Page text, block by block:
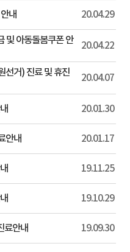
내 20.04.29
및 아동돌봄쿠폰 안
20.04.22
선거) 진료 및 휴진
20.04.07
20.01.30
안내 20.01.17
19.11.25
19.10.29
료안내 19.09.30